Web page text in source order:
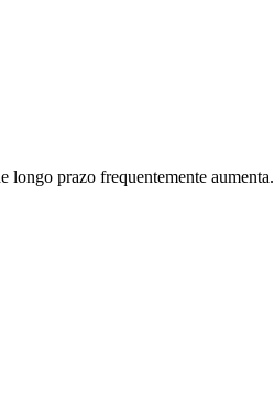
longo prazo frequentemente aumenta.